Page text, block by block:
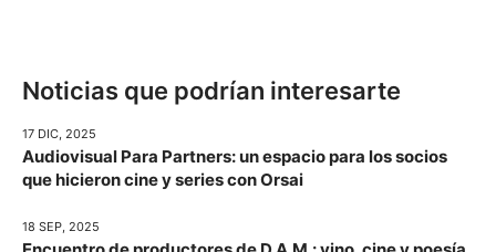
Noticias que podrían interesarte
17 DIC, 2025
Audiovisual Para Partners: un espacio para los socios
que hicieron cine y series con Orsai
18 SEP, 2025